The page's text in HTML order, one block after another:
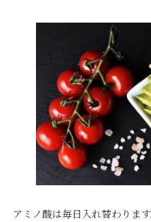
アミノ酸は毎日入れ替わりま